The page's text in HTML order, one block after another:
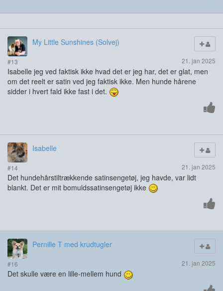
My Little Sunshines (Solvej)
#13 21. jan 2025
Isabelle jeg ved faktisk ikke hvad det er jeg har, det er glat, men
om det reelt er satin ved jeg faktisk ikke. Men hunde hårene
sidder i hvert fald ikke fast i det.
Isabelle
#14 21. jan 2025
Det hundehårstiltrækkende satinsengetøj, jeg havde, var lidt
blankt. Det er mit bomuldssatinsengetøj ikke
Pernille T med krudtugler
#16 21. jan 2025
Det skulle være en lille-mellem hund